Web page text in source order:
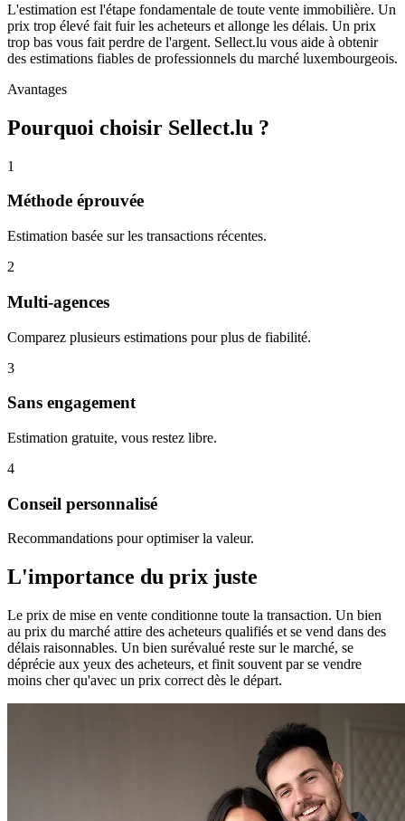
L'estimation est l'étape fondamentale de toute vente immobilière. Un
prix trop élevé fait fuir les acheteurs et allonge les délais. Un prix
trop bas vous fait perdre de l'argent. Sellect.lu vous aide à obtenir
des estimations fiables de professionnels du marché luxembourgeois.
Avantages
Pourquoi choisir Sellect.lu ?
1
Méthode éprouvée
Estimation basée sur les transactions récentes.
2
Multi-agences
Comparez plusieurs estimations pour plus de fiabilité.
3
Sans engagement
Estimation gratuite, vous restez libre.
4
Conseil personnalisé
Recommandations pour optimiser la valeur.
L'importance du prix juste
Le prix de mise en vente conditionne toute la transaction. Un bien
au prix du marché attire des acheteurs qualifiés et se vend dans des
délais raisonnables. Un bien surévalué reste sur le marché, se
déprécie aux yeux des acheteurs, et finit souvent par se vendre
moins cher qu'avec un prix correct dès le départ.